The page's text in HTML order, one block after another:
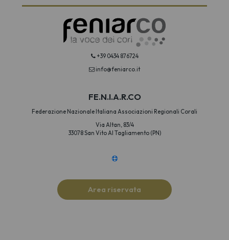
+39 0434 876724
info@feniarco.it
FE.N.I.A.R.CO
Federazione Nazionale Italiana Associazioni Regionali Corali
Via Altan, 83/4
33078 San Vito Al Tagliamento (PN)
Area riservata